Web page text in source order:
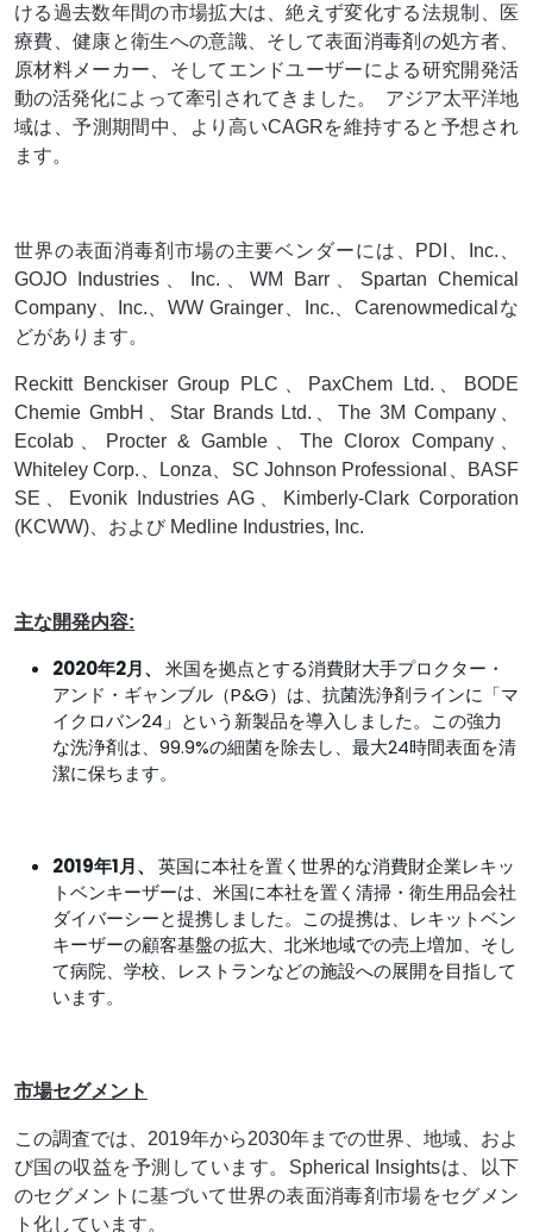
ける過去数年間の市場拡大は、絶えず変化する法規制、医
療費、健康と衛生への意識、そして表面消毒剤の処方者、
原材料メーカー、そしてエンドユーザーによる研究開発活
動の活発化によって牽引されてきました。
アジア太平洋地
域は、予測期間中、より高いCAGRを維持すると予想され
ます。
世界の表面消毒剤市場の主要ベンダーには、PDI、Inc.、
GOJO Industries、Inc.、WM Barr、Spartan Chemical
Company、Inc.、WW Grainger、Inc.、Carenowmedicalな
どがあります。
Reckitt Benckiser Group PLC、PaxChem Ltd.、BODE
Chemie GmbH、Star Brands Ltd.、The 3M Company、
Ecolab、Procter & Gamble、The Clorox Company、
Whiteley Corp.、Lonza、SC Johnson Professional、BASF
SE、Evonik Industries AG、Kimberly-Clark Corporation
(KCWW)、および Medline Industries, Inc.
主な開発内容:
2020年2月、 米国を拠点とする消費財大手プロクター・
アンド・ギャンブル（P&G）は、抗菌洗浄剤ラインに「マ
イクロバン24」という新製品を導入しました。この強力
な洗浄剤は、99.9%の細菌を除去し、最大24時間表面を清
潔に保ちます。
2019年1月、 英国に本社を置く世界的な消費財企業レキッ
トベンキーザーは、米国に本社を置く清掃・衛生用品会社
ダイバーシーと提携しました。この提携は、レキットベン
キーザーの顧客基盤の拡大、北米地域での売上増加、そし
て病院、学校、レストランなどの施設への展開を目指して
います。
市場セグメント
この調査では、2019年から2030年までの世界、地域、およ
び国の収益を予測しています。Spherical Insightsは、以下
のセグメントに基づいて世界の表面消毒剤市場をセグメン
ト化しています。